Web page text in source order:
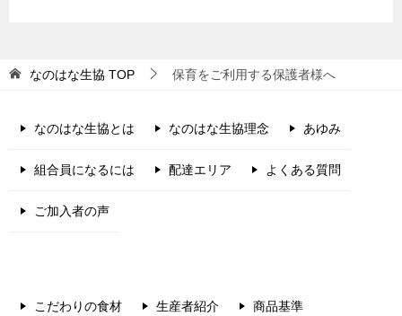
なのはな生協 TOP 保育をご利用する保護者様へ
なのはな生協とは なのはな生協理念 あゆみ
組合員になるには 配達エリア よくある質問
ご加入者の声
こだわりの食材 生産者紹介 商品基準